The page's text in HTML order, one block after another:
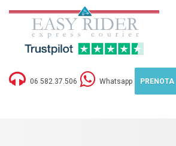
06 582.37.506 Whatsapp